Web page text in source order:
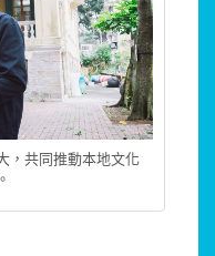
，共同推動本地文化